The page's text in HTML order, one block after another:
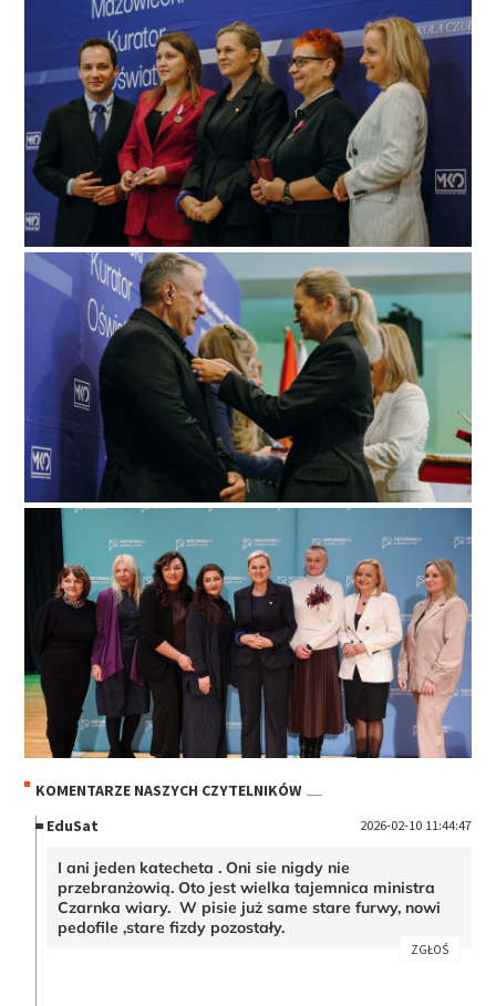
KOMENTARZE NASZYCH CZYTELNIKÓW
EduSat
2026-02-10 11:44:47
I ani jeden katecheta . Oni sie nigdy nie
przebranżowią. Oto jest wielka tajemnica ministra
Czarnka wiary. W pisie już same stare furwy, nowi
pedofile ,stare fizdy pozostały.
ZGŁOŚ